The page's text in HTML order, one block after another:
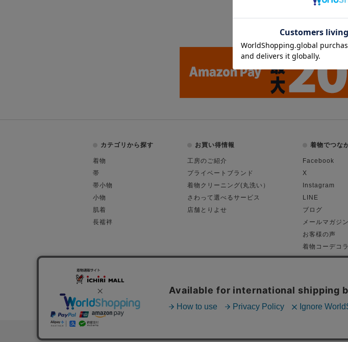
カテゴリから探す
着物
帯
帯小物
小物
肌着
長襦袢
お買い得情報
工房のご紹介
プライベートブランド
着物クリーニング(丸洗い）
さわって選べるサービス
店舗とりよせ
着物でつな
Facebook
X
Instagram
LINE
ブログ
メールマガジン
お客様の声
着物コーデコ